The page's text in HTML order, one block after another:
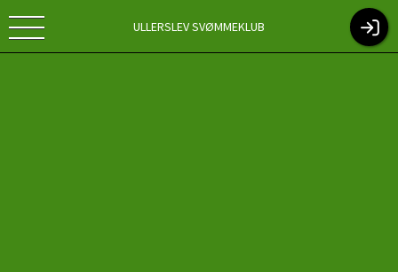
ULLERSLEV SVØMMEKLUB